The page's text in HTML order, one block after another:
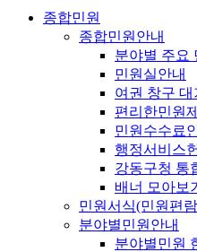
종합민원
종합민원안내
분야별 주요
민원실안내
여권 창구
편리한민원
민원수수료
행정서비스
강동구청 통
배너 모아보기
민원서식(민원편
분야별민원안내
분야별민원